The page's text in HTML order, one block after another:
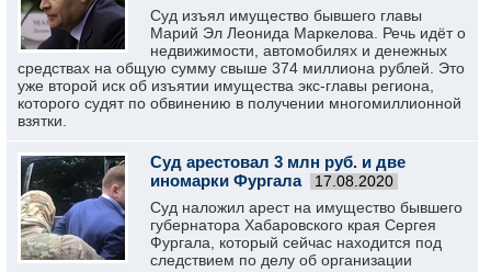
Суд изъял имущество бывшего главы
Марий Эл Леонида Маркелова. Речь идёт о
недвижимости, автомобилях и денежных
средствах на общую сумму свыше 374 миллиона рублей. Это
уже второй иск об изъятии имущества экс-главы региона,
которого судят по обвинению в получении многомиллионной
взятки.
Суд арестовал 3 млн руб. и две
иномарки Фургала
17.08.2020
Суд наложил арест на имущество бывшего
губернатора Хабаровского края Сергея
Фургала, который сейчас находится под
следствием по делу об организации